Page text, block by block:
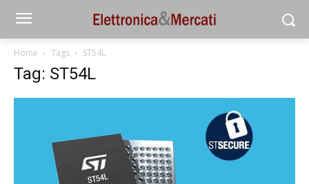
Home Tags ST54L
Tag: ST54L